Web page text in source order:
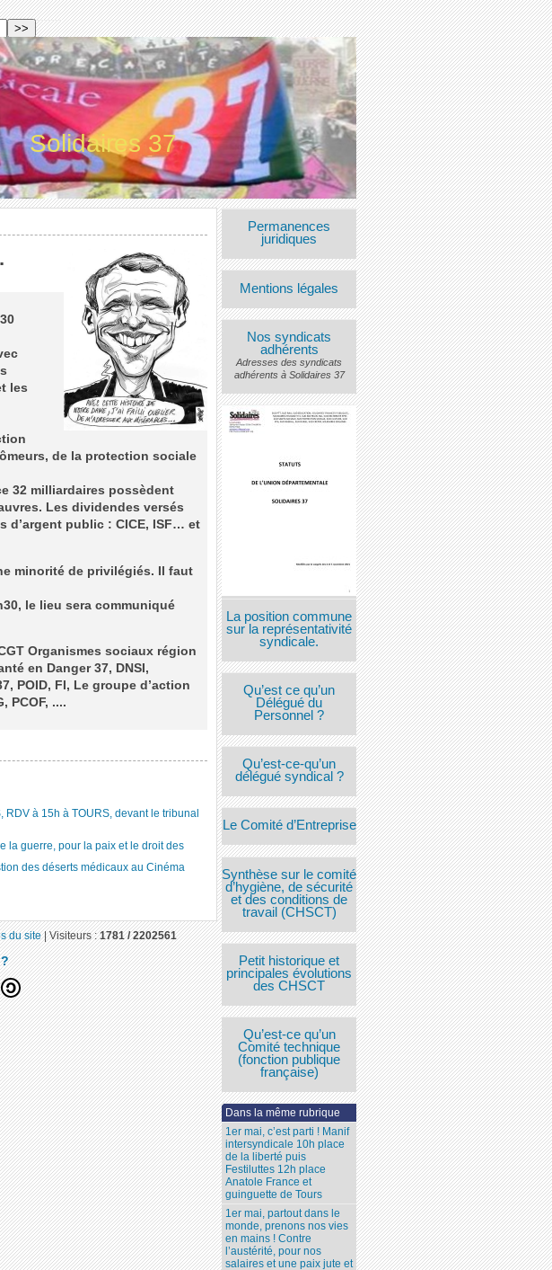
Solidaires 37
les
de la protection sociale
32 milliardaires possèdent
Les dividendes versés
d’argent public : CICE, ISF… et
minorité de privilégiés. Il faut
le lieu sera communiqué
Organismes sociaux région
en Danger 37, DNSI,
POID, FI, Le groupe d’action
PCOF, ....
à 15h à TOURS, devant le tribunal
la guerre, pour la paix et le droit des
des déserts médicaux au Cinéma
Permanences
juridiques
Mentions légales
Nos syndicats
adhérents
Adresses des syndicats
adhérents à Solidaires 37
La position commune
sur la représentativité
syndicale.
Qu’est ce qu’un
Délégué du
Personnel ?
Qu’est-ce-qu’un
délégué syndical ?
Le Comité d’Entreprise
Synthèse sur le comité
d’hygiène, de sécurité
et des conditions de
travail (CHSCT)
Petit historique et
principales évolutions
des CHSCT
Qu’est-ce qu’un
Comité technique
(fonction publique
française)
Dans la même rubrique
1er mai, c’est parti ! Manif
intersyndicale 10h place
de la liberté puis
Festiluttes 12h place
Anatole France et
guinguette de Tours
1er mai, partout dans le
monde, prenons nos vies
en mains ! Contre
l’austérité, pour nos
salaires et une paix jute et
du site|Visiteurs :1781 / 2202561
?